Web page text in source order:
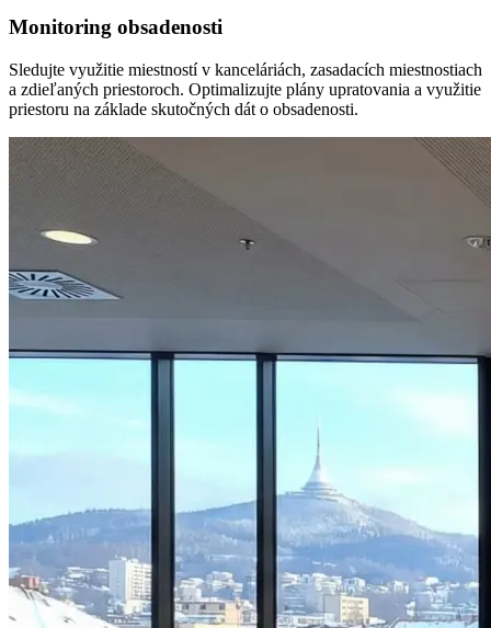
Monitoring obsadenosti
Sledujte využitie miestností v kanceláriách, zasadacích miestnostiach
a zdieľaných priestoroch. Optimalizujte plány upratovania a využitie
priestoru na základe skutočných dát o obsadenosti.